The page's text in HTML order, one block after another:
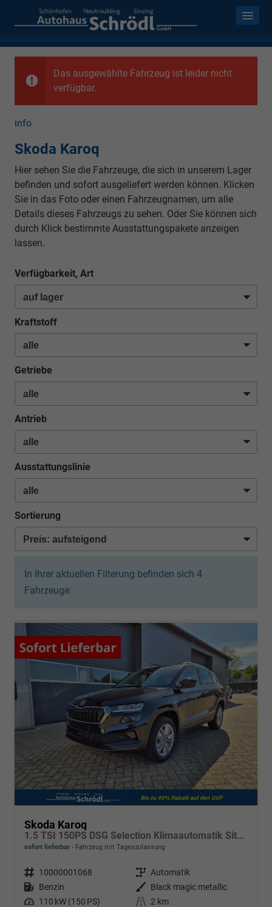
Das ausgewählte Fahrzeug ist leider nicht
verfügbar.
info
Skoda Karoq
Hier sehen Sie die Fahrzeuge, die sich in unserem Lager
befinden und sofort ausgeliefert werden können. Klicken
Sie in das Foto oder einen Fahrzeugnamen, um alle
Details dieses Fahrzeugs zu sehen. Oder Sie können sich
durch Klick bestimmte Ausstattungspakete anzeigen
lassen.
Verfügbarkeit, Art
Kraftstoff
Getriebe
Antrieb
Ausstattungslinie
Sortierung
In Ihrer aktuellen Filterung befinden sich 4
Fahrzeuge:
Skoda Karoq
1.5 TSI 150PS DSG Selection Klimaautomatik Sitzheizung Lenkradheizung ACC PDC v+h Rückf.Kamera abg.Scheiben Apple CarPlay Android Auto 17"LM
sofort lieferbar Fahrzeug mit Tageszulassung
Fahrzeugnr. 10000001068 Getriebe Automatik
Kraftstoff Benzin Außenfarbe Black magic metallic
Leistung 110 kW (150 PS) Kilometerstand
2 km